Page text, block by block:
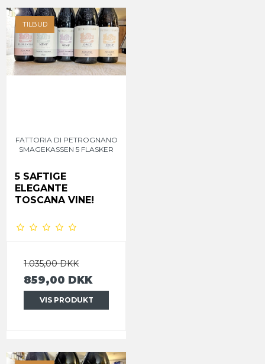
TILBUD
FATTORIA DI PETROGNANO
SMAGEKASSEN 5 FLASKER
5 SAFTIGE
ELEGANTE
TOSCANA VINE!
1.035,00 DKK
859,00 DKK
VIS PRODUKT